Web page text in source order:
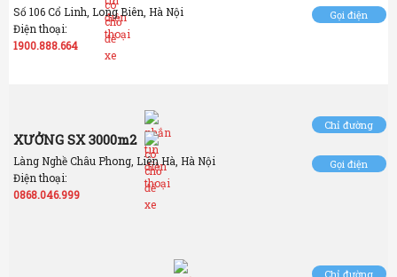
Số 106 Cổ Linh, Long Biên, Hà Nội
Điện thoại:
1900.888.664
Gọi điện
XƯỞNG SX 3000m2
Làng Nghề Châu Phong, Liên Hà, Hà Nội
Điện thoại:
0868.046.999
Chỉ đường
Gọi điện
Chỉ đường